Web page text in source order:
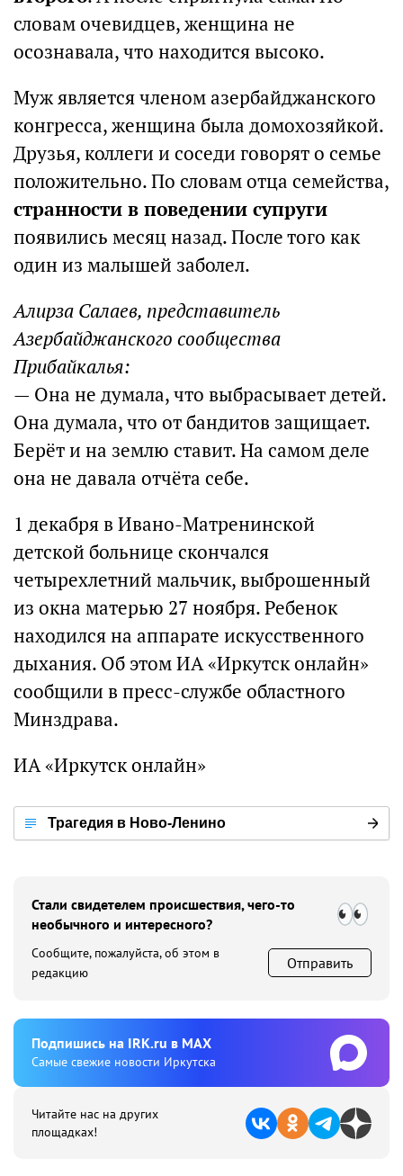
словам очевидцев, женщина не
осознавала, что находится высоко.
Муж является членом азербайджанского
конгресса, женщина была домохозяйкой.
Друзья, коллеги и соседи говорят о семье
положительно. По словам отца семейства,
странности в поведении супруги
появились месяц назад. После того как
один из малышей заболел.
Алирза Салаев, представитель
Азербайджанского сообщества
Прибайкалья:
— Она не думала, что выбрасывает детей.
Она думала, что от бандитов защищает.
Берёт и на землю ставит. На самом деле
она не давала отчёта себе.
1 декабря в Ивано-Матренинской
детской больнице скончался
четырехлетний мальчик, выброшенный
из окна матерью 27 ноября. Ребенок
находился на аппарате искусственного
дыхания. Об этом ИА «Иркутск онлайн»
сообщили в пресс-службе областного
Минздрава.
ИА «Иркутск онлайн»
Трагедия в Ново-Ленино
Стали свидетелем происшествия, чего-то
необычного и интересного?
Сообщите, пожалуйста, об этом в
редакцию
Отправить
Подпишиcь на IRK.ru в MAX
Cамые свежие новости Иркутска
Читайте нас на других
площадках!